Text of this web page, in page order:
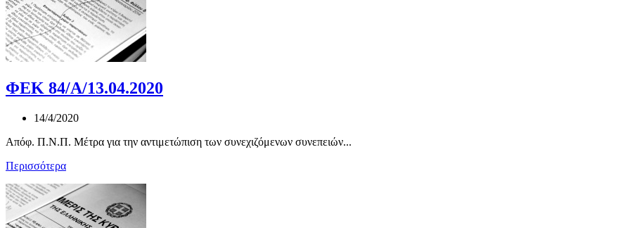
ΦΕΚ 84/Α/13.04.2020
14/4/2020
Απόφ. Π.Ν.Π. Μέτρα για την αντιμετώπιση των συνεχιζόμενων συνεπειών...
Περισσότερα